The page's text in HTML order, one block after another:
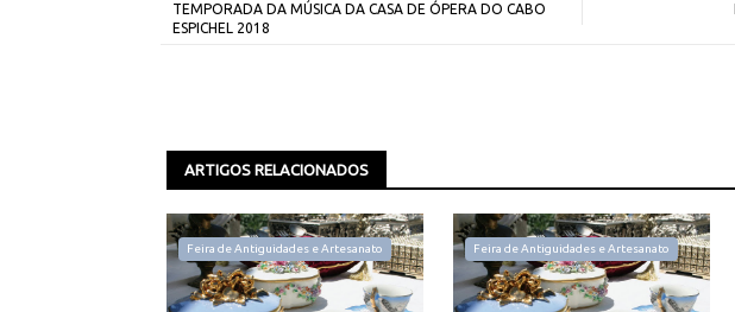
TEMPORADA DA MÚSICA DA CASA DE ÓPERA DO CABO
ESPICHEL 2018
ARTIGOS RELACIONADOS
Feira de Antiguidades e Artesanato Feira de Antiguidades e Artesanato